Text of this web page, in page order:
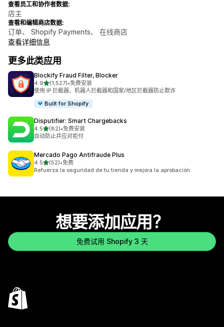
查看员工和协作者数据:
店主
查看和编辑商店数据:
订单、 Shopify Payments、 在线商店
查看详细信息
更多此类应用
Blockify Fraud Filter, Blocker
4.9星（满分 5 星）
(1,527)
总共 1527 条评论
•免费安装
使用 IP 拦截器、机器人拦截器和国家/地区拦截器防止欺诈
Built for Shopify
Disputifier: Smart Chargebacks
4.5星（满分 5 星）
(82)
总共 82 条评论
•免费安装
自动防止并应对拒付
Mercado Pago Antifraude Plus
4.5星（满分 5 星）
(52)
总共 52 条评论
•免费
Refuerza la seguridad de tu tienda y mejora la aprobación.
想要添加应用？
免费试用 Shopify 3 天